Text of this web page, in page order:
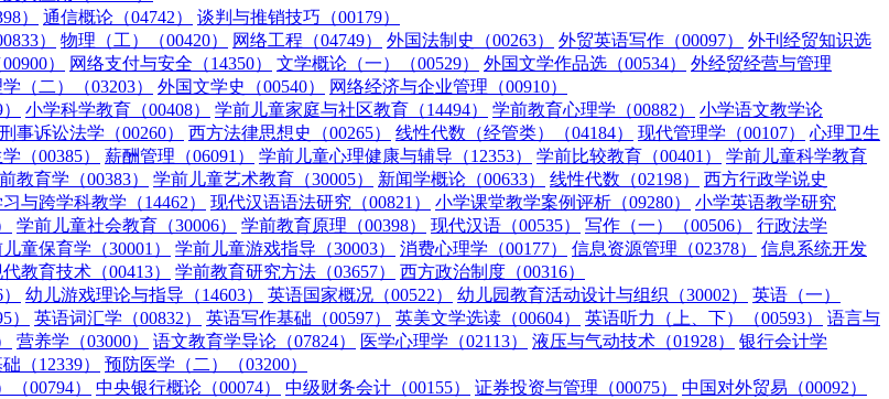
） 通信概论（04742）
谈判与推销技巧（00179）
） 物理（工）（00420） 网络工程（04749） 外国法制史（00263） 外贸英语写作（00097）
外刊经贸知识选
） 网络支付与安全（14350） 文学概论（一）（00529） 外国文学作品选（00534）
外经贸经营与管理
（二）（03203） 外国文学史（00540）
网络经济与企业管理（00910）
小学科学教育（00408） 学前儿童家庭与社区教育（14494） 学前教育心理学（00882）
小学语文教学论
刑事诉讼法学（00260） 西方法律思想史（00265） 线性代数（经管类）（04184） 现代管理学（00107）
心理卫生
（00385） 薪酬管理（06091） 学前儿童心理健康与辅导（12353） 学前比较教育（00401）
学前儿童科学教育
教育学（00383） 学前儿童艺术教育（30005） 新闻学概论（00633） 线性代数（02198）
西方行政学说史
与跨学科教学（14462） 现代汉语语法研究（00821） 小学课堂教学案例评析（09280）
小学英语教学研究
学前儿童社会教育（30006） 学前教育原理（00398） 现代汉语（00535） 写作（一）（00506）
行政法学
童保育学（30001） 学前儿童游戏指导（30003） 消费心理学（00177） 信息资源管理（02378）
信息系统开发
教育技术（00413） 学前教育研究方法（03657）
西方政治制度（00316）
幼儿游戏理论与指导（14603） 英语国家概况（00522） 幼儿园教育活动设计与组织（30002）
英语（一）
） 英语词汇学（00832） 英语写作基础（00597） 英美文学选读（00604） 英语听力（上、下）（00593）
语言与
营养学（03000） 语文教育学导论（07824） 医学心理学（02113） 液压与气动技术（01928）
银行会计学
（12339）
预防医学（二）（03200）
00794） 中央银行概论（00074） 中级财务会计（00155） 证券投资与管理（00075）
中国对外贸易（00092）